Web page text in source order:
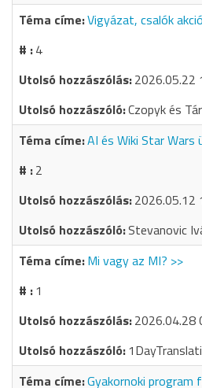
Vigyázat, csalók
4
2026.05.22
Czopyk és
AI és Wiki Star Wars
2
2026.05.12
Stevanovic
Mi vagy az MI? >>
1
2026.04.28
Gyakornoki program